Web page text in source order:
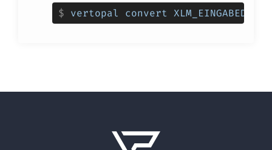
$ vertopal convert